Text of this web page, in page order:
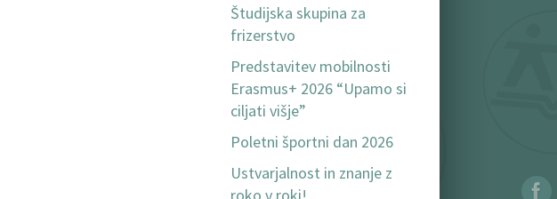
Študijska skupina za
frizerstvo
Predstavitev mobilnosti
Erasmus+ 2026 “Upamo si
ciljati višje”
Poletni športni dan 2026
Ustvarjalnost in znanje z